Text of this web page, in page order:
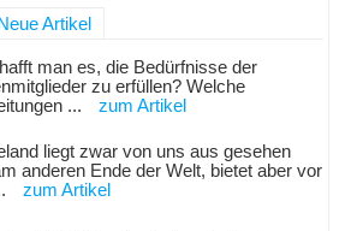
Artikel
man es, die Bedürfnisse der
zu erfüllen? Welche
...
zum Artikel
liegt zwar von uns aus gesehen
anderen Ende der Welt, bietet aber vor
zum Artikel